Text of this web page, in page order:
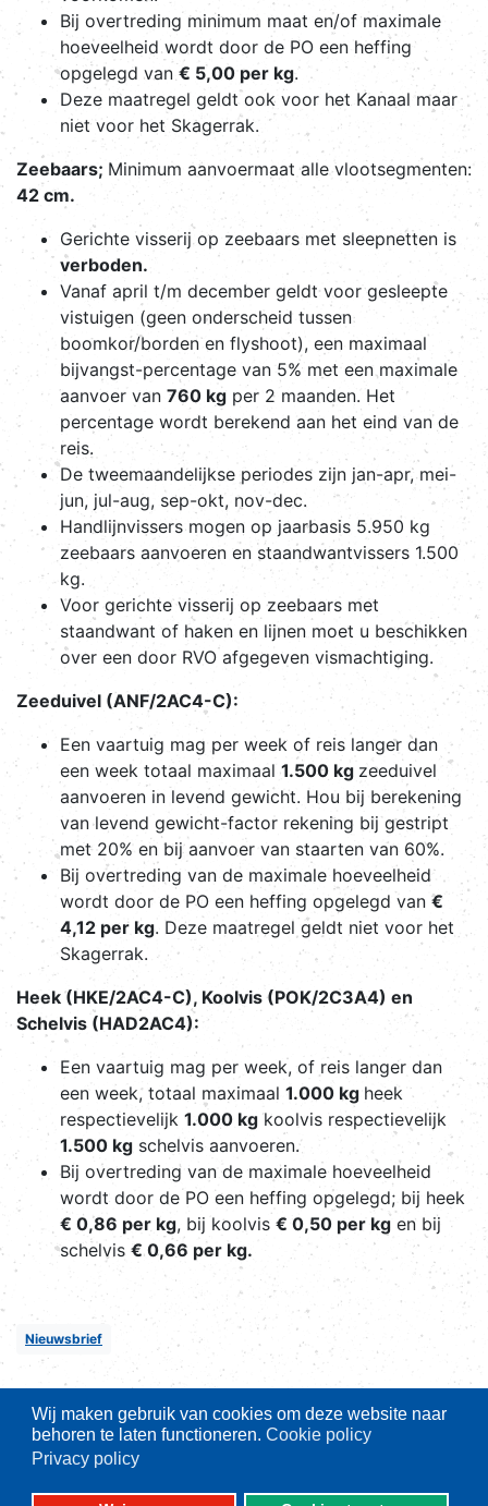
Wij maken gebruik van cookies om deze website naar
behoren te laten functioneren. Cookie policy
Privacy policy
Bij overtreding minimum maat en/of maximale
hoeveelheid wordt door de PO een heffing
opgelegd van € 5,00 per kg.
Deze maatregel geldt ook voor het Kanaal maar
niet voor het Skagerrak.
Zeebaars; Minimum aanvoermaat alle vlootsegmenten:
42 cm.
Gerichte visserij op zeebaars met sleepnetten is
verboden.
Vanaf april t/m december geldt voor gesleepte
vistuigen (geen onderscheid tussen
boomkor/borden en flyshoot), een maximaal
bijvangst-percentage van 5% met een maximale
aanvoer van 760 kg per 2 maanden. Het
percentage wordt berekend aan het eind van de
reis.
De tweemaandelijkse periodes zijn jan-apr, mei-
jun, jul-aug, sep-okt, nov-dec.
Handlijnvissers mogen op jaarbasis 5.950 kg
zeebaars aanvoeren en staandwantvissers 1.500
kg.
Voor gerichte visserij op zeebaars met
staandwant of haken en lijnen moet u beschikken
over een door RVO afgegeven vismachtiging.
Zeeduivel (ANF/2AC4-C):
Een vaartuig mag per week of reis langer dan
een week totaal maximaal1.500 kg zeeduivel
aanvoeren in levend gewicht. Hou bij berekening
van levend gewicht-factor rekening bij gestript
met 20% en bij aanvoer van staarten van 60%.
Bij overtreding van de maximale hoeveelheid
wordt door de PO een heffing opgelegd van €
4,12 per kg. Deze maatregel geldt niet voor het
Skagerrak.
Heek (HKE/2AC4-C), Koolvis (POK/2C3A4) en
Schelvis (HAD2AC4):
Een vaartuig mag per week, of reis langer dan
een week, totaal maximaal 1.000 kg heek
respectievelijk 1.000 kg koolvis respectievelijk
1.500 kg schelvis aanvoeren.
Bij overtreding van de maximale hoeveelheid
wordt door de PO een heffing opgelegd; bij heek
€ 0,86 per kg, bij koolvis € 0,50 per kg en bij
schelvis € 0,66 per kg.
Nieuwsbrief
Belangrijke thema's